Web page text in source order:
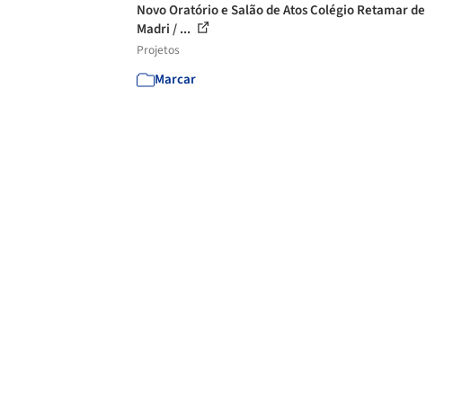
Novo Oratório e Salão de Atos Colégio Retamar de
Madri / ...
Projetos
Marcar